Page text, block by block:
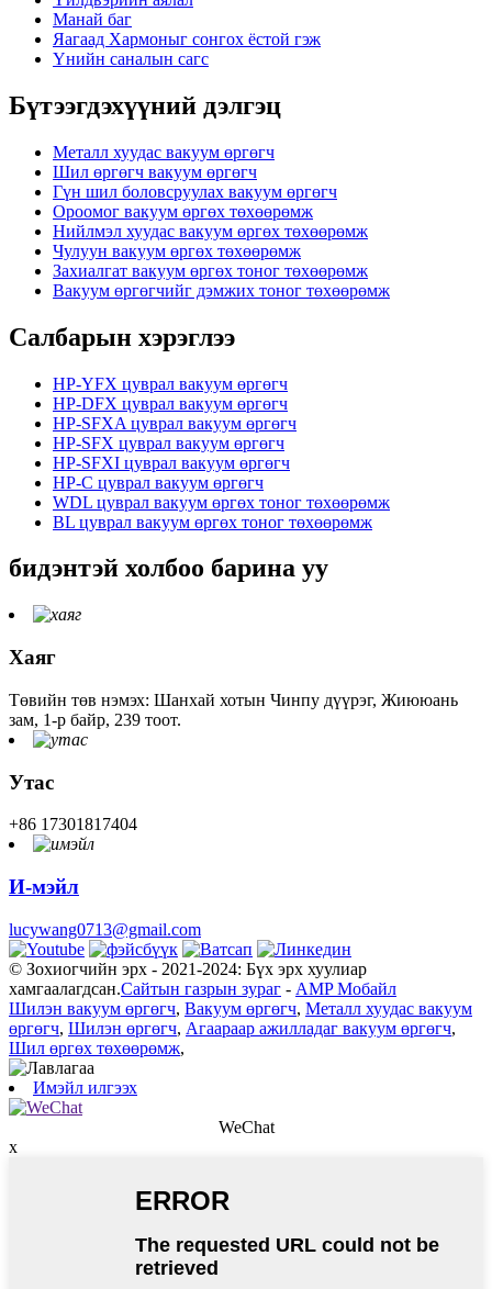
Манай баг
Яагаад Хармоныг сонгох ёстой гэж
Үнийн саналын сагс
Бүтээгдэхүүний дэлгэц
Металл хуудас вакуум өргөгч
Шил өргөгч вакуум өргөгч
Гүн шил боловсруулах вакуум өргөгч
Ороомог вакуум өргөх төхөөрөмж
Нийлмэл хуудас вакуум өргөх төхөөрөмж
Чулуун вакуум өргөх төхөөрөмж
Захиалгат вакуум өргөх тоног төхөөрөмж
Вакуум өргөгчийг дэмжих тоног төхөөрөмж
Салбарын хэрэглээ
HP-YFX цуврал вакуум өргөгч
HP-DFX цуврал вакуум өргөгч
HP-SFXA цуврал вакуум өргөгч
HP-SFX цуврал вакуум өргөгч
HP-SFXI цуврал вакуум өргөгч
HP-C цуврал вакуум өргөгч
WDL цуврал вакуум өргөх тоног төхөөрөмж
BL цуврал вакуум өргөх тоног төхөөрөмж
бидэнтэй холбоо барина уу
Хаяг
Төвийн төв нэмэх: Шанхай хотын Чинпу дүүрэг, Жиююань
зам, 1-р байр, 239 тоот.
Утас
+86 17301817404
И-мэйл
lucywang0713@gmail.com
© Зохиогчийн эрх - 2021-2024: Бүх эрх хуулиар
хамгаалагдсан.Сайтын газрын зураг - AMP Мобайл
Шилэн вакуум өргөгч, Вакуум өргөгч, Металл хуудас вакуум
өргөгч, Шилэн өргөгч, Агаараар ажилладаг вакуум өргөгч,
Шил өргөх төхөөрөмж,
Имэйл илгээх
WeChat
x